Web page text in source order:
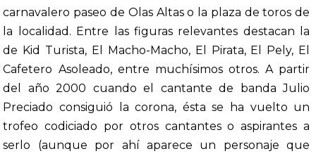
carnavalero paseo de Olas Altas o la plaza de toros de
la localidad. Entre las figuras relevantes destacan la
de Kid Turista, El Macho-Macho, El Pirata, El Pely, El
Cafetero Asoleado, entre muchísimos otros. A partir
del año 2000 cuando el cantante de banda Julio
Preciado consiguió la corona, ésta se ha vuelto un
trofeo codiciado por otros cantantes o aspirantes a
serlo (aunque por ahí aparece un personaje que